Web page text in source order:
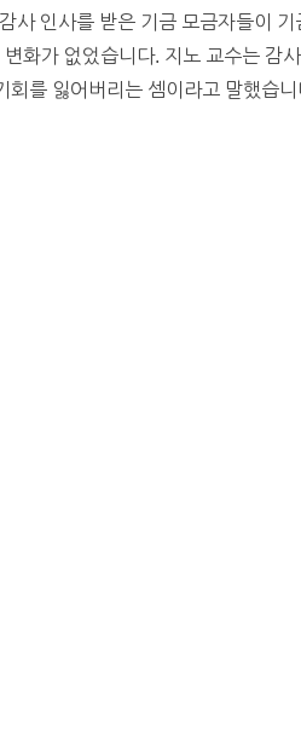
인사를 받은 기금 모금자들이
화가 없었습니다. 지노 교수는 감
회를 잃어버리는 셈이라고 말했습